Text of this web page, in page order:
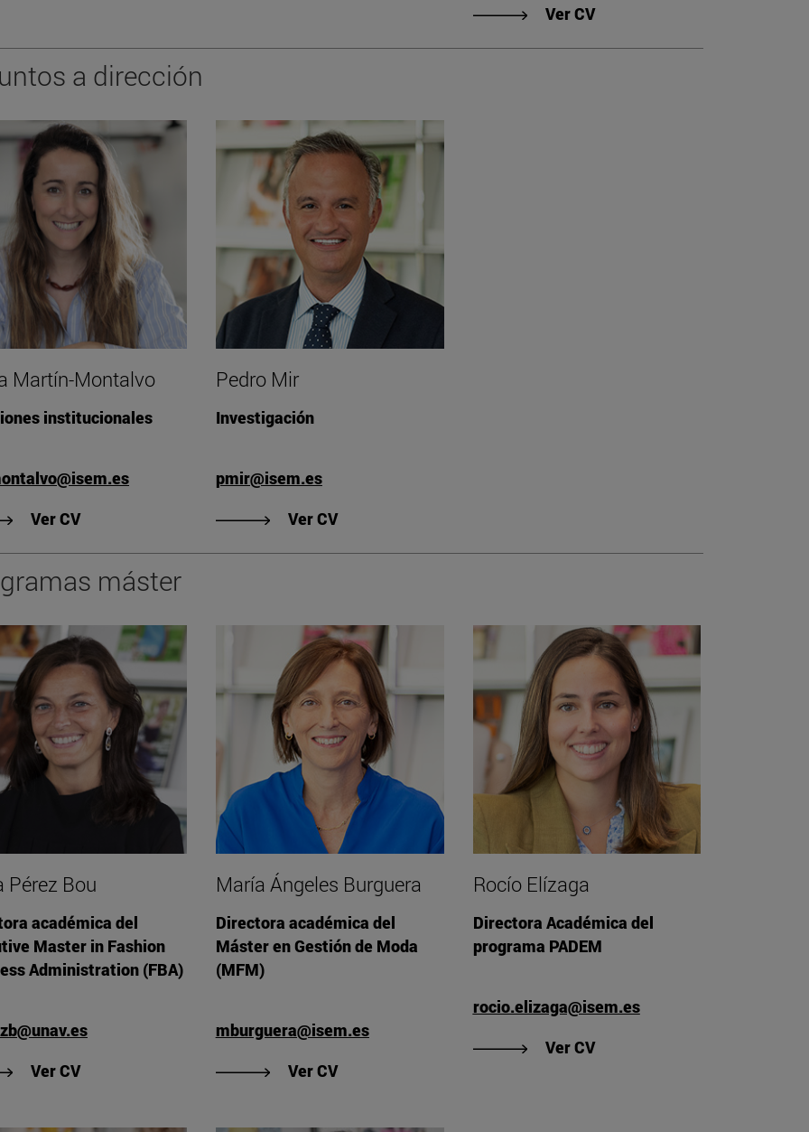
Ver CV"Ver CV de Cristina
a dirección
Martín-Montalvo
institucionales
Ver CV"Ver CV de María Martín-Montalvo"
Pedro Mir
Investigación
pmir@isem.es
Ver CV"Ver CV de Pedro Mir"
máster
Pérez Bou
académica del
Master in Fashion
Administration (FBA)
Ver CV"Ver CV de Silvia Pérez Bou"
María Ángeles Burguera
Directora académica del
Máster en Gestión de Moda
(MFM)
mburguera@isem.es
Ver CV"Ver CV de María Ángeles Burguera"
Rocío Elízaga
Directora Académica del
programa PADEM
rocio.elizaga@isem.es
Ver CV"Ver CV de Rocío Elízaga"